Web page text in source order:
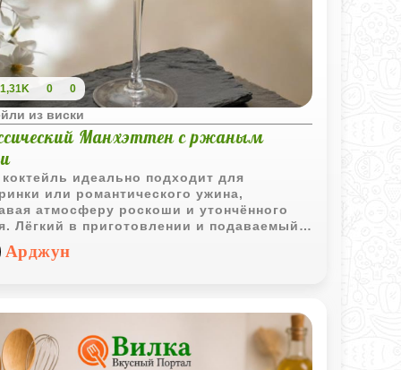
1,31K 0 0
из виски
Манхэттен с ржаным
идеально подходит для
или романтического ужина,
атмосферу роскоши и утончённого
Лёгкий в приготовлении и подаваемый
сочетается с множеством блюд,
Арджун